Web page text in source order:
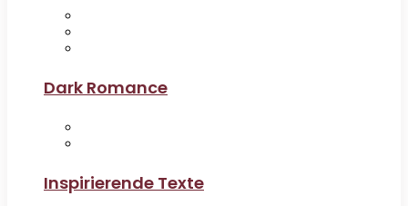
Dark Romance
Inspirierende Texte